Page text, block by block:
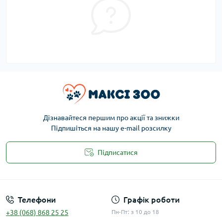
Дізнавайтеся першим про акції та знижки
Підпишіться на нашу e-mail розсилку
Підписатися
Телефони
+38 (068) 868 25 25
Графік роботи
Пн-Пт: з 10 до 18